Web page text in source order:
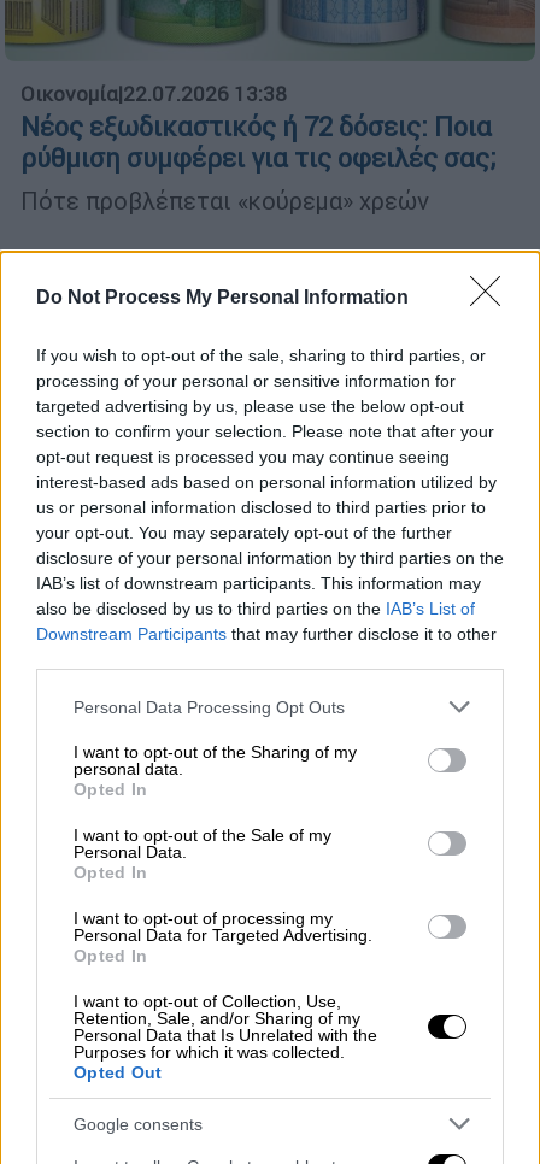
Do Not Process My Personal Information
If you wish to opt-out of the sale, sharing to third parties, or
processing of your personal or sensitive information for
targeted advertising by us, please use the below opt-out
section to confirm your selection. Please note that after your
opt-out request is processed you may continue seeing
interest-based ads based on personal information utilized by
us or personal information disclosed to third parties prior to
your opt-out. You may separately opt-out of the further
disclosure of your personal information by third parties on the
IAB’s list of downstream participants. This information may
also be disclosed by us to third parties on the IAB’s List of
Downstream Participants that may further disclose it to other
Please note that this website/app uses one or more Google
not limited to your visit or usage behaviour. You may click to
grant or deny consent to Google and its third-party tags to
use your data for below specified purposes in below Google
consent section.
Personal Data Processing Opt Outs
I want to opt-out of the Sharing of my
personal data.
Opted In
I want to opt-out of the Sale of my
Personal Data.
Opted In
I want to opt-out of processing my
Personal Data for Targeted Advertising.
Opted In
I want to opt-out of Collection, Use,
Retention, Sale, and/or Sharing of my
Personal Data that Is Unrelated with the
Purposes for which it was collected.
Opted Out
Google consents
Οικονομία|22.07.2026 13:38
Νέος εξωδικαστικός ή 72 δόσεις: Ποια
ρύθμιση συμφέρει για τις οφειλές σας;
Πότε προβλέπεται «κούρεμα» χρεών
Οικονομία|19.07.2026 08:14
Εξωδικαστικός και για χρέη από 5.000
ευρώ: Πώς θα λειτουργήσει και πώς
ωφελούνται 1 εκατ. οφειλέτες
Ποιους αφορά και ποια είναι τα